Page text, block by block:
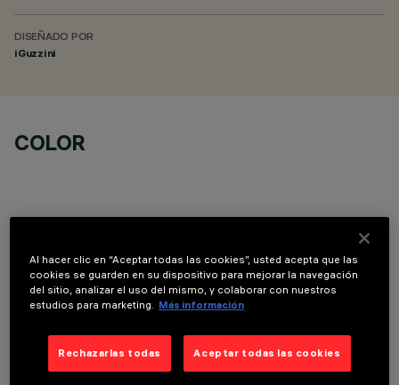
DISEÑADO POR
iGuzzini
COLOR
DATOS TÉCNICOS
ÚLTIMA ACTUALIZACIÓN: 07/08/2026
Módulo lineal fijo con 5 elementos ópticos completo con
Al hacer clic en “Aceptar todas las cookies”, usted acepta que las
cookies se guarden en su dispositivo para mejorar la navegación
del sitio, analizar el uso del mismo, y colaborar con nuestros
estudios para marketing. Más información
Rechazarlas todas Aceptar todas las cookies